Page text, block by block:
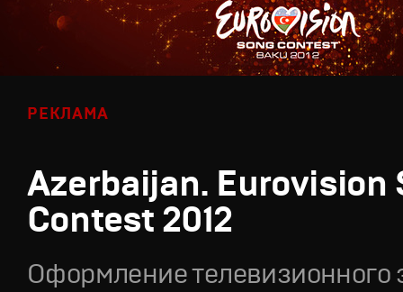
РЕКЛАМА
Azerbaijan. Eurovision
Contest 2012
Оформление телевизионного